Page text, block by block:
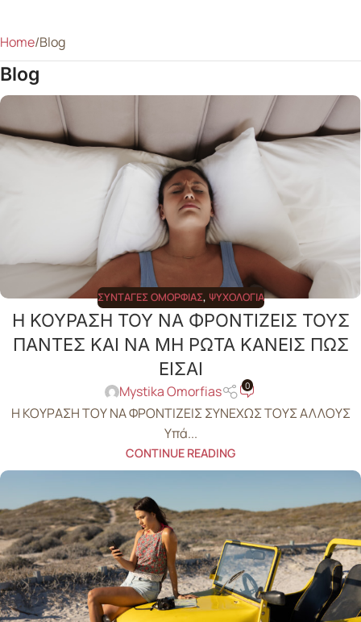
Home Blog
Blog
ΣΥΝΤΑΓΈΣ ΟΜΟΡΦΙΆΣ, ΨΥΧΟΛΟΓΊΑ
Η ΚΟΥΡΑΣΗ ΤΟΥ ΝΑ ΦΡΟΝΤΙΖΕΙΣ ΤΟΥΣ
ΠΑΝΤΕΣ ΚΑΙ ΝΑ ΜΗ ΡΩΤΑ ΚΑΝΕΙΣ ΠΩΣ
ΕΙΣΑΙ
Mystika Omorfias 0
Η ΚΟΥΡΑΣΗ ΤΟΥ ΝΑ ΦΡΟΝΤΙΖΕΙΣ ΣΥΝΕΧΩΣ ΤΟΥΣ ΑΛΛΟΥΣ
Υπά...
CONTINUE READING